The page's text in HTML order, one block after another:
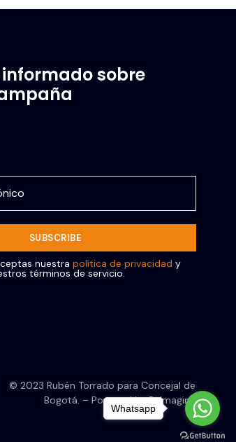
sobre
nuestra política de privacidad y
términos de servicio.
© 2023 Rubén Torrado para Concejal de
Bogotá. – Powered by ReImagine
Whatsapp